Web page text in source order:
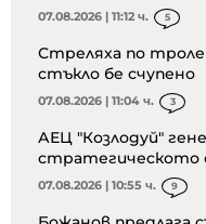
07.08.2026 | 11:12 ч. 5
Стреляха по
стъкло бе счупено
07.08.2026 | 11:04 ч. 3
АЕЦ "Козлодуй"
стратегическото
07.08.2026 | 10:55 ч. 9